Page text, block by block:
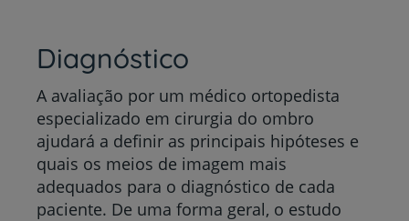
Diagnóstico
A avaliação por um médico ortopedista
especializado em cirurgia do ombro
ajudará a definir as principais hipóteses e
quais os meios de imagem mais
adequados para o diagnóstico de cada
paciente. De uma forma geral, o estudo